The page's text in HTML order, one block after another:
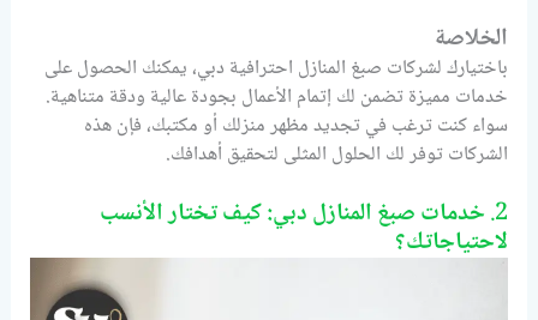
الخلاصة
باختيارك لشركات صبغ المنازل احترافية دبي، يمكنك الحصول على
خدمات مميزة تضمن لك إتمام الأعمال بجودة عالية ودقة متناهية.
سواء كنت ترغب في تجديد مظهر منزلك أو مكتبك، فإن هذه
الشركات توفر لك الحلول المثلى لتحقيق أهدافك.
2. خدمات صبغ المنازل دبي: كيف تختار الأنسب
لاحتياجاتك؟